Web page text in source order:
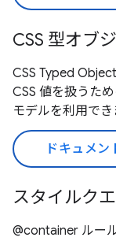
CSS 型オブ
CSS Typed
CSS 値を扱うた
モデルを利用でき
ドキュメン
スタイルク
@container ルー